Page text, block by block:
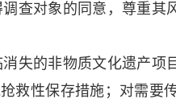
查对象的同意，尊重其
失的非物质文化遗产项
救性保存措施；对需要